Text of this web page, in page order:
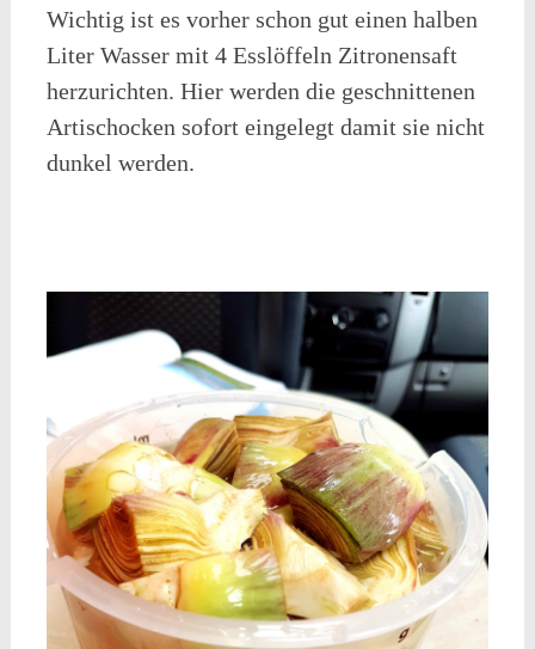
Wichtig ist es vorher schon gut einen halben
Liter Wasser mit 4 Esslöffeln Zitronensaft
herzurichten. Hier werden die geschnittenen
Artischocken sofort eingelegt damit sie nicht
dunkel werden.